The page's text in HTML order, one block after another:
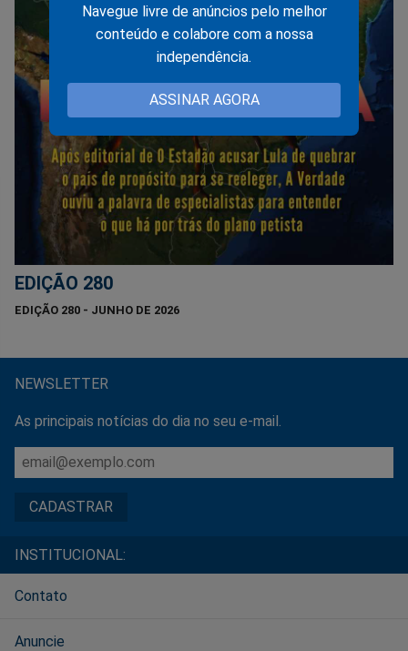
Navegue livre de anúncios pelo melhor
conteúdo e colabore com a nossa
independência.
ASSINAR AGORA
EDIÇÃO 280
EDIÇÃO 280 - JUNHO DE 2026
NEWSLETTER
As principais notícias do dia no seu e-mail.
INSTITUCIONAL:
Contato
Anuncie